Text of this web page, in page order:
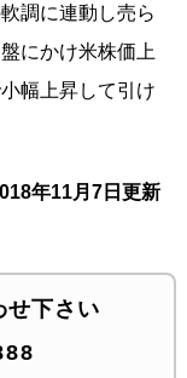
調に連動し売ら
にかけ米株価上
幅上昇して引け
年11月7日更新
せ下さい